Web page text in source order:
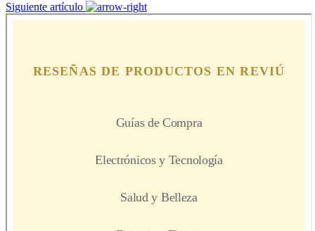
Siguiente artículo